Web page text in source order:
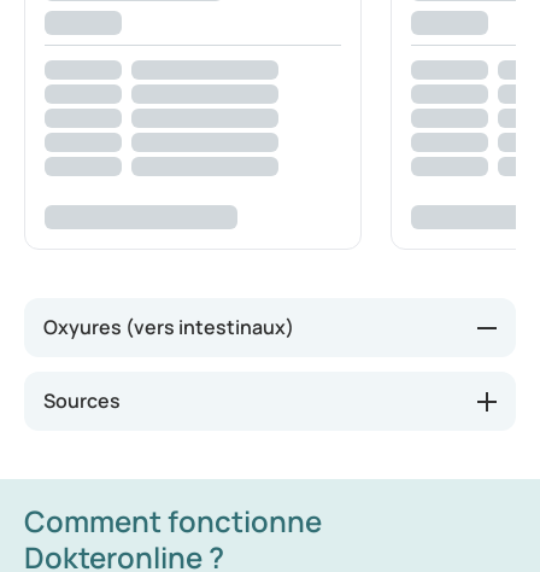
Oxyures (vers intestinaux)
Le ver le plus fréquent est l’oxyure. Il s’agit de petits
vers blancs pouvant atteindre un centimètre de
ce qui provoque des démangeaisons. En se
grattant, les œufs peuvent être disséminés à
d’autres personnes ou objets. Les oxyures sont
Sources
Comment fonctionne
Dokteronline ?